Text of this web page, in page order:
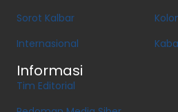
Sorot Kalbar
Internasional
Informasi
Tim Editorial